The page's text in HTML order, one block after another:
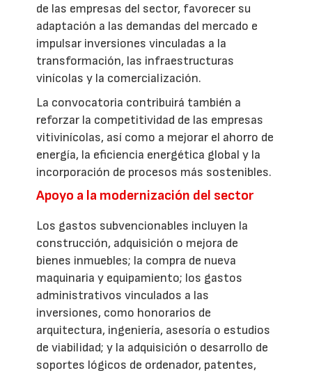
de las empresas del sector, favorecer su
adaptación a las demandas del mercado e
impulsar inversiones vinculadas a la
transformación, las infraestructuras
vinícolas y la comercialización.
La convocatoria contribuirá también a
reforzar la competitividad de las empresas
vitivinícolas, así como a mejorar el ahorro de
energía, la eficiencia energética global y la
incorporación de procesos más sostenibles.
Apoyo a la modernización del sector
Los gastos subvencionables incluyen la
construcción, adquisición o mejora de
bienes inmuebles; la compra de nueva
maquinaria y equipamiento; los gastos
administrativos vinculados a las
inversiones, como honorarios de
arquitectura, ingeniería, asesoría o estudios
de viabilidad; y la adquisición o desarrollo de
soportes lógicos de ordenador, patentes,